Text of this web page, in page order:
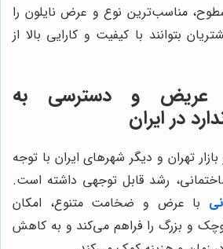
مناسب‌ترین نوع و عرض نایلون را
بتوانند با کیفیت و کارایی بالا از
عریض و دسترسی به
در ایران
تهران و دیگر شهرهای ایران با توجه
رشد قابل توجهی داشته است.
با عرض و ضخامت متنوع، امکان
و بزرگ را فراهم می‌کند و به کاهش